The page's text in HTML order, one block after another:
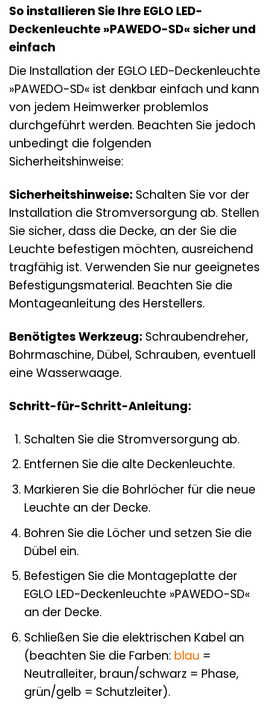
So installieren Sie Ihre EGLO LED-
Deckenleuchte »PAWEDO-SD« sicher und
einfach
Die Installation der EGLO LED-Deckenleuchte
»PAWEDO-SD« ist denkbar einfach und kann
von jedem Heimwerker problemlos
durchgeführt werden. Beachten Sie jedoch
unbedingt die folgenden
Sicherheitshinweise:
Sicherheitshinweise: Schalten Sie vor der
Installation die Stromversorgung ab. Stellen
Sie sicher, dass die Decke, an der Sie die
Leuchte befestigen möchten, ausreichend
tragfähig ist. Verwenden Sie nur geeignetes
Befestigungsmaterial. Beachten Sie die
Montageanleitung des Herstellers.
Benötigtes Werkzeug: Schraubendreher,
Bohrmaschine, Dübel, Schrauben, eventuell
eine Wasserwaage.
Schritt-für-Schritt-Anleitung:
Schalten Sie die Stromversorgung ab.
Entfernen Sie die alte Deckenleuchte.
Markieren Sie die Bohrlöcher für die neue
Leuchte an der Decke.
Bohren Sie die Löcher und setzen Sie die
Dübel ein.
Befestigen Sie die Montageplatte der
EGLO LED-Deckenleuchte »PAWEDO-SD«
an der Decke.
Schließen Sie die elektrischen Kabel an
(beachten Sie die Farben: blau =
Neutralleiter, braun/schwarz = Phase,
grün/gelb = Schutzleiter).